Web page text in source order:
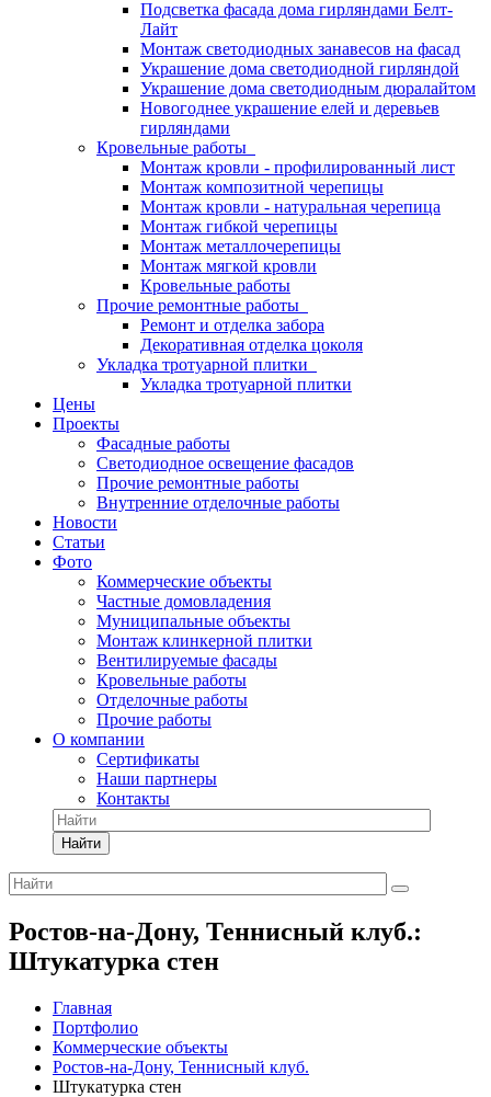
Подсветка фасада дома гирляндами Белт-
Лайт
Монтаж светодиодных занавесов на фасад
Украшение дома светодиодной гирляндой
Украшение дома светодиодным дюралайтом
Новогоднее украшение елей и деревьев
гирляндами
Кровельные работы
Монтаж кровли - профилированный лист
Монтаж композитной черепицы
Монтаж кровли - натуральная черепица
Монтаж гибкой черепицы
Монтаж металлочерепицы
Монтаж мягкой кровли
Кровельные работы
Прочие ремонтные работы
Ремонт и отделка забора
Декоративная отделка цоколя
Укладка тротуарной плитки
Укладка тротуарной плитки
Цены
Проекты
Фасадные работы
Светодиодное освещение фасадов
Прочие ремонтные работы
Внутренние отделочные работы
Новости
Статьи
Фото
Коммерческие объекты
Частные домовладения
Муниципальные объекты
Монтаж клинкерной плитки
Вентилируемые фасады
Кровельные работы
Отделочные работы
Прочие работы
О компании
Сертификаты
Наши партнеры
Контакты
Найти
Ростов-на-Дону, Теннисный клуб.:
Штукатурка стен
Главная
Портфолио
Коммерческие объекты
Ростов-на-Дону, Теннисный клуб.
Штукатурка стен